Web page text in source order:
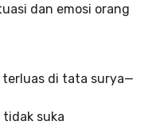
dan emosi orang
terluas di tata surya—
suka